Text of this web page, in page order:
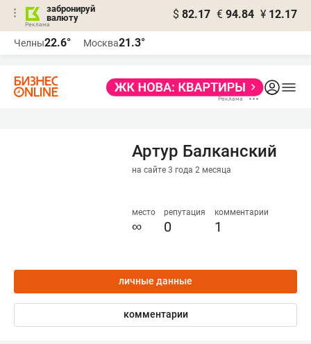
забронируй
валюту
$ 82.17 € 94.84 ¥ 12.17
Челны22.6° Москва21.3°
Артур Балканский
на сайте 3 года 2 месяца
место
∞
репутация
0
комментарии
1
личные данные
комментарии